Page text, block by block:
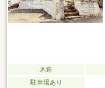
木造
駐車場あり